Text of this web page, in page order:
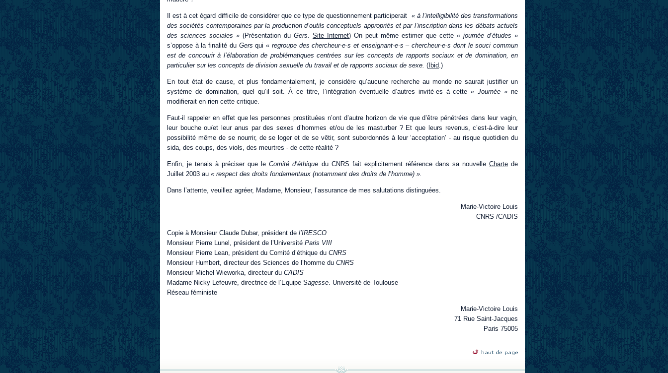
Il est à cet égard difficile de considérer que ce type de questionnement participerait « à l’intelligibilité des transformations
des sociétés contemporaines par la production d’outils conceptuels appropriés et par l’inscription dans les débats actuels
des sciences sociales » (Présentation du Gers. Site Internet) On peut même estimer que cette « journée d’études »
s’oppose à la finalité du Gers qui « regroupe des chercheur-e-s et enseignant-e-s – chercheur-e-s dont le souci commun
est de concourir à l’élaboration de problématiques centrées sur les concepts de rapports sociaux et de domination, en
particulier sur les concepts de division sexuelle du travail et de rapports sociaux de sexe. ( Ibid.)
En tout état de cause, et plus fondamentalement, je considère qu’aucune recherche au monde ne saurait justifier un
système de domination, quel qu’il soit. À ce titre, l’intégration éventuelle d’autres invité-es à cette« Journée » ne
modifierait en rien cette critique.
Faut-il rappeler en effet que les personnes prostituées n’ont d’autre horizon de vie que d’être pénétrées dans leur vagin,
leur bouche ou/et leur anus par des sexes d’hommes et/ou de les masturber ? Et que leurs revenus, c’est-à-dire leur
possibilité même de se nourrir, de se loger et de se vêtir, sont subordonnés à leur ‘acceptation’ - au risque quotidien du
sida, des coups, des viols, des meurtres - de cette réalité ?
Enfin, je tenais à préciser que leComité d’éthique du CNRS fait explicitement référence dans sa nouvelle Chartede
Juillet 2003 au « respect des droits fondamentaux (notamment des droits de l’homme) ».
Dans l’attente, veuillez agréer, Madame, Monsieur, l’assurance de mes salutations distinguées.
Marie-Victoire Louis
CNRS /CADIS
Copie à Monsieur Claude Dubar, président de l’IRESCO
Monsieur Pierre Lunel, président de l’Université Paris VIII
Monsieur Pierre Lean, président du Comité d’éthique du CNRS
Monsieur Humbert, directeur des Sciences de l’homme du CNRS
Monsieur Michel Wieworka, directeur du CADIS
Madame Nicky Lefeuvre, directrice de l’Equipe Sagesse. Université de Toulouse
Réseau féministe
Marie-Victoire Louis
71 Rue Saint-Jacques
Paris 75005